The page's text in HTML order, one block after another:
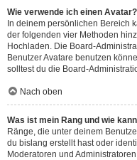
Wie verwende ich einen Avatar?
In deinem persönlichen Bereich
der folgenden vier Methoden
Hochladen. Die Board-
Benutzer Avatare benutzen
solltest du die Board-
Nach oben
Was ist mein Rang und wie
Ränge, die unter deinem
du bislang erstellt hast oder
Moderatoren und